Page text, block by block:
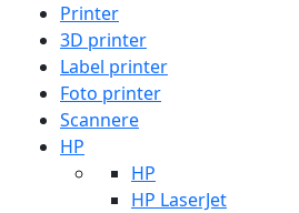
Printer
3D printer
Label printer
Foto printer
Scannere
HP
HP
HP LaserJet